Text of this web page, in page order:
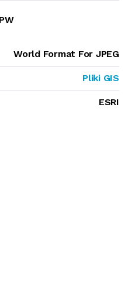
World Format For JPEG
Pliki GIS
ESRI